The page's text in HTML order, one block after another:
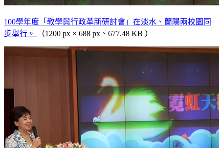
100學年度「教學與行政革新研討會」在淡水、蘭陽兩校園同
步舉行。
（1200 px × 688 px、677.48 KB ）